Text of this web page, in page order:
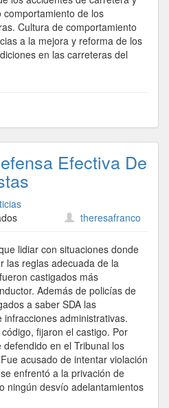
comportamiento de los
Cultura de comportamiento
a la mejora y reforma de los
en las carreteras del
Efectiva De
en
De
Defensa
Efectiva
De
Los
Automovilistas
theresafranco
lidiar con situaciones donde
las reglas adecuada de la
castigados más
Además de policías de
a saber SDA las
administrativas.
fijaron el castigo. Por
en el Tribunal los
acusado de intentar violación
enfrentó a la privación de
ningún desvío adelantamientos